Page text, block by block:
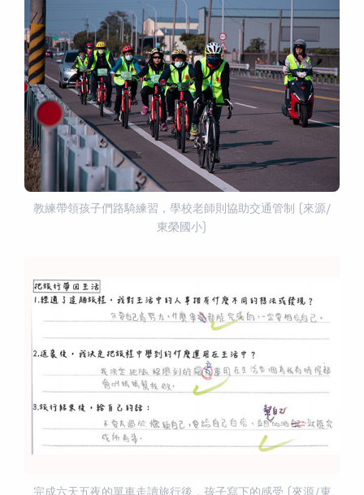
教練帶領孩子們路騎練習，學校老師則協助交通管制 (來源/
東榮國小)